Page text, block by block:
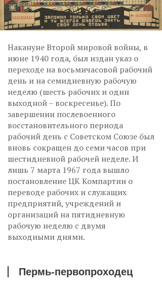
Накануне Второй мировой войны, в
июне 1940 года, был издан указ о
переходе на восьмичасовой рабочий
день и на семидневную рабочую
неделю (шесть рабочих и один
выходной – воскресенье). По
завершении послевоенного
восстановительного периода
рабочий день с Советском Союзе был
вновь сокращен до семи часов при
шестидневной рабочей неделе. И
лишь 7 марта 1967 года вышло
постановление ЦК Компартии о
переводе рабочих и служащих
предприятий, учреждений и
организаций на пятидневную
рабочую неделю с двумя
выходными днями.
Пермь-первопроходец